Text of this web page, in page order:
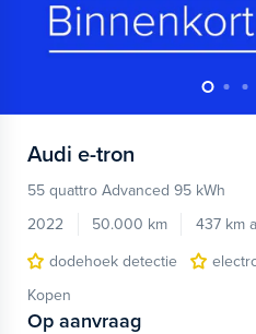
Audi e-tron
55 quattro Advanced 95 kWh
2022
50.000 km 437 km
dodehoek detectie
Kopen
Op aanvraag